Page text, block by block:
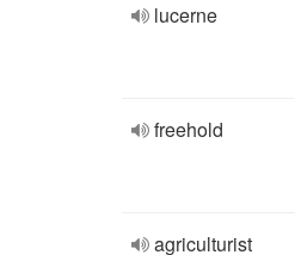
lucerne
freehold
agriculturist